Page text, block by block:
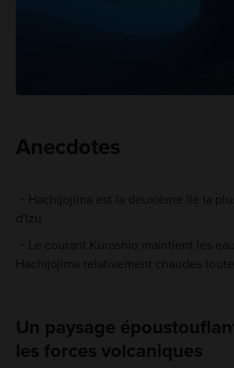
Anecdotes
Hachijojima est la deuxième île la
d'Izu
Le courant Kuroshio maintient les
Hachijojima relativement chaudes
Un paysage
les forces volcaniques